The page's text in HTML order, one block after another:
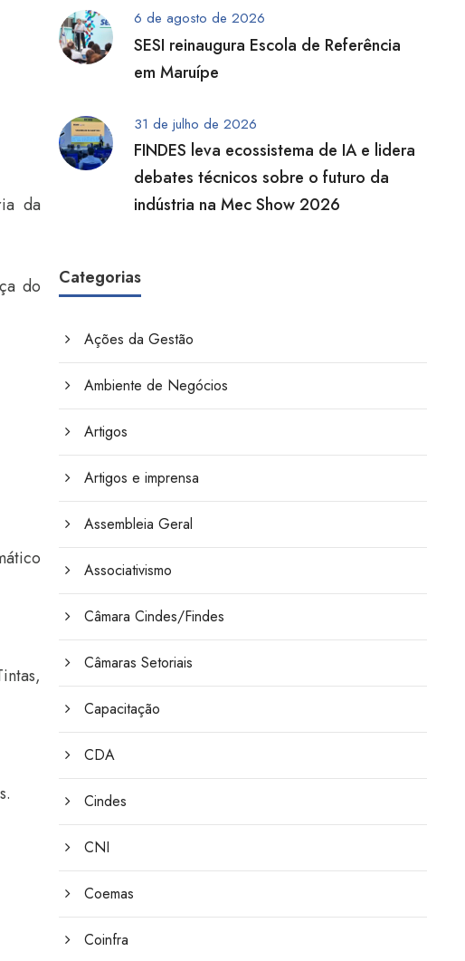
da
do
6 de agosto de 2026
SESI reinaugura Escola de Referência
em Maruípe
31 de julho de 2026
FINDES leva ecossistema de IA e lidera
debates técnicos sobre o futuro da
indústria na Mec Show 2026
Categorias
Ações da Gestão
Ambiente de Negócios
Artigos
Artigos e imprensa
Assembleia Geral
Associativismo
Câmara Cindes/Findes
Câmaras Setoriais
Capacitação
CDA
Cindes
CNI
Coemas
Coinfra